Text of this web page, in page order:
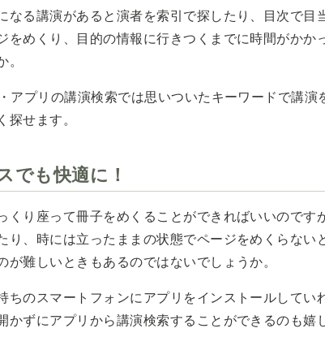
なる講演があると演者を索引で探したり、目次で目
をめくり、目的の情報に行きつくまでに時間がかか
アプリの講演検索では思いついたキーワードで講演
探せます。
でも快適に！
くり座って冊子をめくることができればいいのです
り、時には立ったままの状態でページをめくらない
が難しいときもあるのではないでしょうか。
ちのスマートフォンにアプリをインストールしてい
かずにアプリから講演検索することができるのも嬉